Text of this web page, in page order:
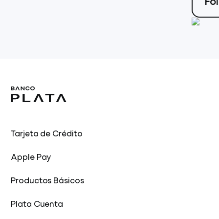
Tarjeta de Crédito
Apple Pay
Productos Básicos
Plata Cuenta